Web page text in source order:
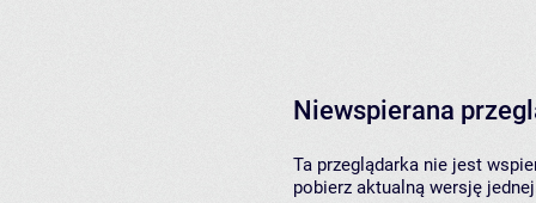
Niewspierana
Ta przeglądarka nie jest
pobierz aktualną wersję